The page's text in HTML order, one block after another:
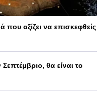
που αξίζει να επισκεφθείς
θα είναι το